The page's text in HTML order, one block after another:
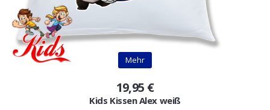
Mehr
19,95 €
Kids Kissen Alex weiß